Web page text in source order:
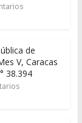
de
V, Caracas
38.394